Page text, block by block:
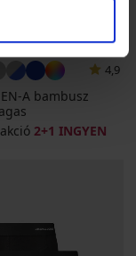
4,9
A bambusz
akció 2+1 INGYEN